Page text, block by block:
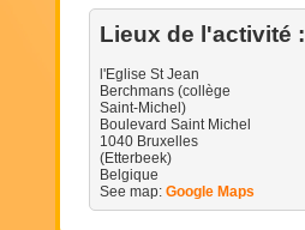
Lieux de l'activité :
l'Eglise St Jean
Berchmans (collège
Saint-Michel)
Boulevard Saint Michel
1040 Bruxelles
(Etterbeek)
Belgique
See map: Google Maps